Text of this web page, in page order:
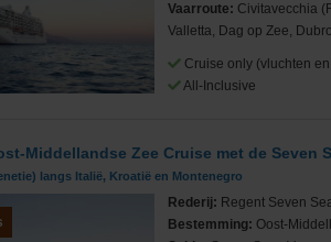
Vaarroute: Civitavecchia
Valletta, Dag op Zee,
Cruise only (vluchten
All-Inclusive
Middellandse Zee Cruise met de Seven
langs Italië, Kroatië en Montenegro
Rederij: Regent Seven
Bestemming: Oost-